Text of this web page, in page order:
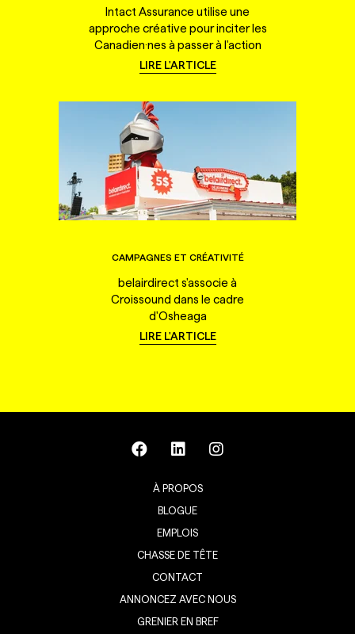
Intact Assurance utilise une
approche créative pour inciter les
Canadien·nes à passer à l'action
LIRE L'ARTICLE
CAMPAGNES ET CRÉATIVITÉ
belairdirect s'associe à
Croissound dans le cadre
d'Osheaga
LIRE L'ARTICLE
À PROPOS
BLOGUE
EMPLOIS
CHASSE DE TÊTE
CONTACT
ANNONCEZ AVEC NOUS
GRENIER EN BREF